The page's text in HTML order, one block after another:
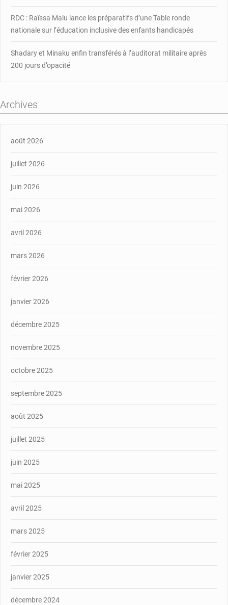
RDC : Raïssa Malu lance les préparatifs d’une Table ronde
nationale sur l’éducation inclusive des enfants handicapés
Shadary et Minaku enfin transférés à l’auditorat militaire après
200 jours d’opacité
Archives
août 2026
juillet 2026
juin 2026
mai 2026
avril 2026
mars 2026
février 2026
janvier 2026
décembre 2025
novembre 2025
octobre 2025
septembre 2025
août 2025
juillet 2025
juin 2025
mai 2025
avril 2025
mars 2025
février 2025
janvier 2025
décembre 2024